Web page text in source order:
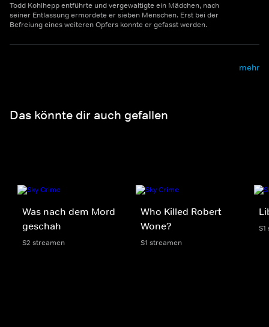
Todd Kohlhepp entführte und vergewaltigte ein Mädchen, nach
seiner Entlassung ermordete er sieben Menschen. Erst bei der
Befreiung eines weiteren Opfers konnte er gefasst werden.
mehr
Das könnte dir auch gefallen
Was nach dem Mord
geschah
S2 streamen
Who Killed Robert
Wone?
S1 streamen